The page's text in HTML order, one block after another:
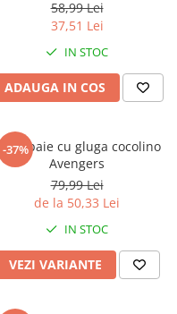
58,99 Lei
37,51 Lei
IN STOC
ADAUGA IN COS
-37%baie cu gluga cocolino
Avengers
79,99 Lei
de la 50,33 Lei
IN STOC
VEZI VARIANTE